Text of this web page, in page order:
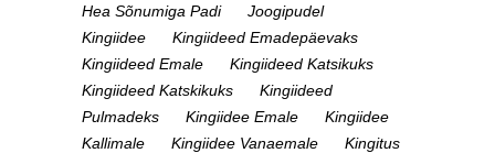
Hea Sõnumiga Padi
Joogipudel
Kingiidee
Kingiideed Emadepäevaks
Kingiideed Emale
Kingiideed Katsikuks
Kingiideed Katskikuks
Kingiideed
Pulmadeks
Kingiidee Emale
Kingiidee
Kallimale
Kingiidee Vanaemale
Kingitus